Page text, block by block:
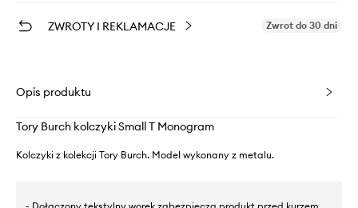
ZWROTY I REKLAMACJE Zwrot do 30 dni
Opis produktu
Tory Burch kolczyki Small T Monogram
Kolczyki z kolekcji Tory Burch. Model wykonany z metalu.